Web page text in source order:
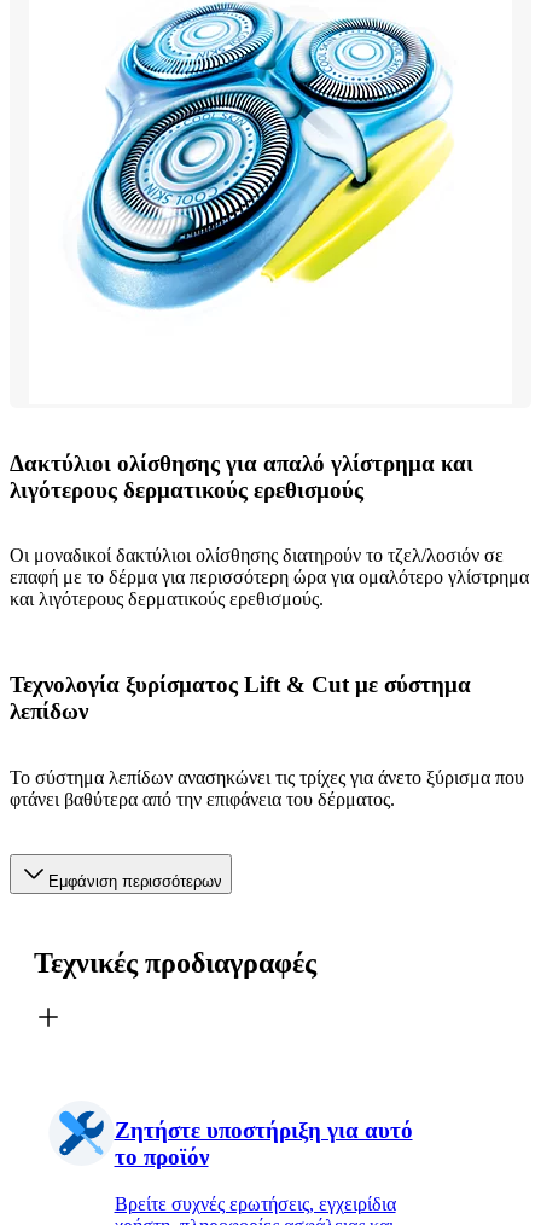
Δακτύλιοι ολίσθησης για απαλό γλίστρημα και
λιγότερους δερματικούς ερεθισμούς
Οι μοναδικοί δακτύλιοι ολίσθησης διατηρούν το τζελ/λοσιόν σε
επαφή με το δέρμα για περισσότερη ώρα για ομαλότερο γλίστρημα
και λιγότερους δερματικούς ερεθισμούς.
Τεχνολογία ξυρίσματος Lift & Cut με σύστημα
λεπίδων
Το σύστημα λεπίδων ανασηκώνει τις τρίχες για άνετο ξύρισμα που
φτάνει βαθύτερα από την επιφάνεια του δέρματος.
Εμφάνιση περισσότερων
Τεχνικές προδιαγραφές
Ζητήστε υποστήριξη για αυτό
το προϊόν
Βρείτε συχνές ερωτήσεις, εγχειρίδια